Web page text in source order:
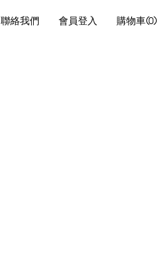
聯絡我們 會員登入 購物車(0)